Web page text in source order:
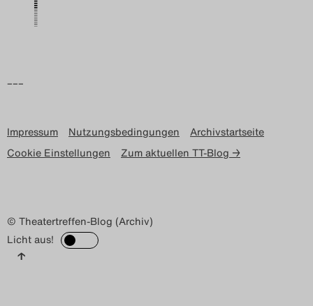
–––
Impressum Nutzungsbedingungen
Archivstartseite
Cookie Einstellungen
Zum aktuellen TT-Blog →
© Theatertreffen-Blog (Archiv)
Licht aus!
↑